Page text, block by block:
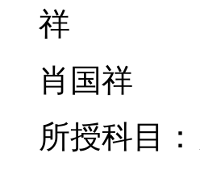
肖国祥
所授科目：